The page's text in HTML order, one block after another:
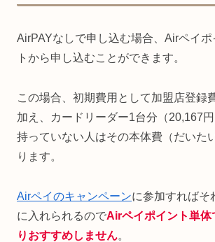
AirPAYなしで申し込む場合、Airペイポ
トから申し込むことができます。
この場合、初期費用として加盟店登録
加え、カードリーダー1台分（20,167
持っていない人はその本体費（だいた
ります。
Airペイのキャンペーンに参加すればそ
に入れられるのでAirペイポイント単体
りおすすめしません。